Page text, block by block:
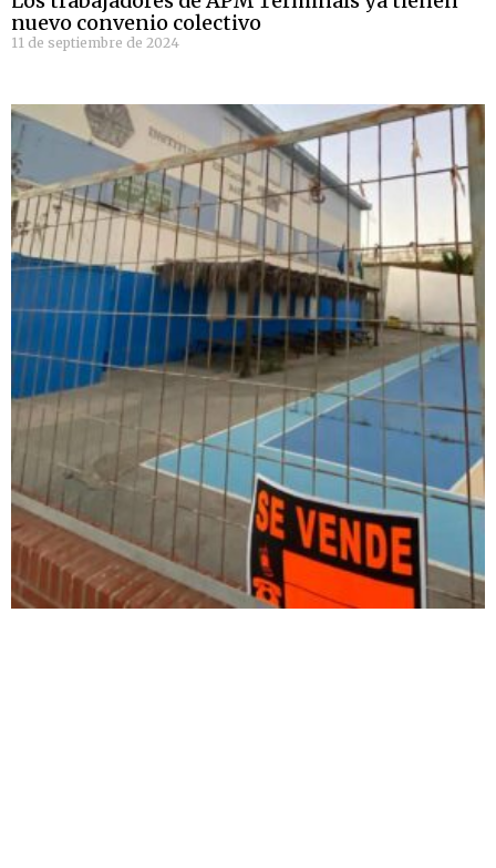
nuevo convenio colectivo
11 de septiembre de 2024